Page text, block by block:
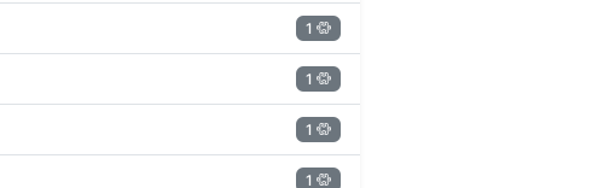
1
1
1
1